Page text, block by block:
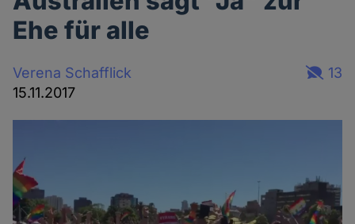
Ehe für alle
Verena Schafflick
15.11.2017
13